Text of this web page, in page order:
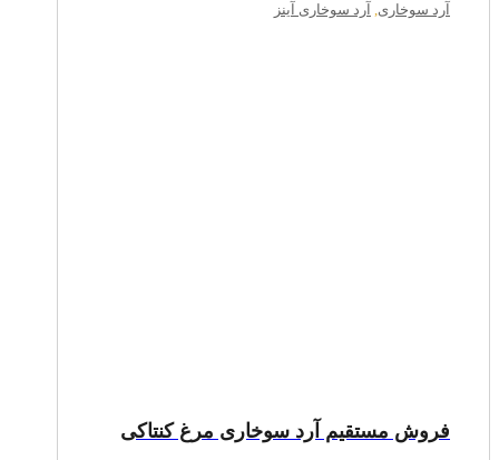
آرد سوخاری, آرد سوخاری آینز
فروش مستقیم آرد سوخاری مرغ کنتاکی